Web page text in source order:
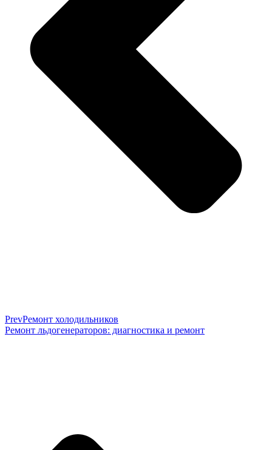
PrevРемонт холодильников
Ремонт льдогенераторов: диагностика и ремонт